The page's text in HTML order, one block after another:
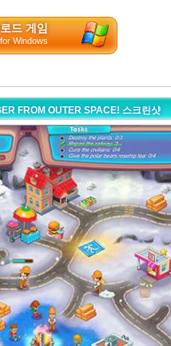
드 게임
for Windows
FROM OUTER SPACE! 스크린샷